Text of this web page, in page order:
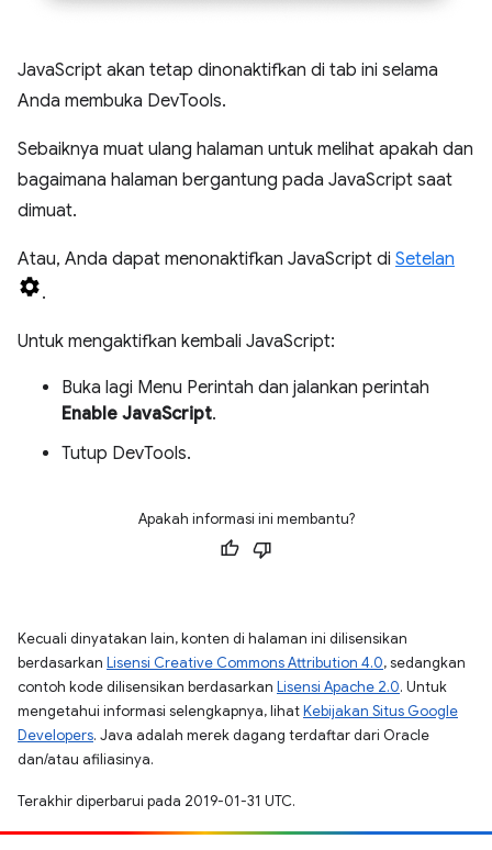
JavaScript akan tetap dinonaktifkan di tab ini selama
Anda membuka DevTools.
Sebaiknya muat ulang halaman untuk melihat apakah dan
bagaimana halaman bergantung pada JavaScript saat
dimuat.
Atau, Anda dapat menonaktifkan JavaScript di Setelan
.
Untuk mengaktifkan kembali JavaScript:
Buka lagi Menu Perintah dan jalankan perintah
Enable JavaScript.
Tutup DevTools.
Apakah informasi ini membantu?
Kecuali dinyatakan lain, konten di halaman ini dilisensikan
berdasarkan Lisensi Creative Commons Attribution 4.0, sedangkan
contoh kode dilisensikan berdasarkan Lisensi Apache 2.0. Untuk
mengetahui informasi selengkapnya, lihatKebijakan Situs Google
Developers. Java adalah merek dagang terdaftar dari Oracle
dan/atau afiliasinya.
Terakhir diperbarui pada 2019-01-31 UTC.